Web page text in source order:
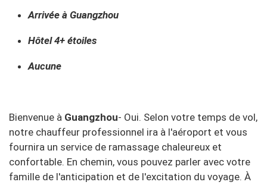
Arrivée à Guangzhou
Hôtel 4+ étoiles
Aucune
Bienvenue à Guangzhou- Oui. Selon votre temps de vol,
notre chauffeur professionnel ira à l'aéroport et vous
fournira un service de ramassage chaleureux et
confortable. En chemin, vous pouvez parler avec votre
famille de l'anticipation et de l'excitation du voyage. À